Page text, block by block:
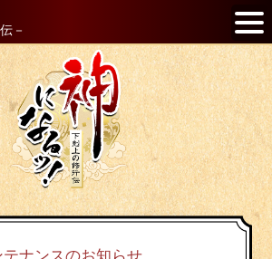
－
ナンスのお知らせ